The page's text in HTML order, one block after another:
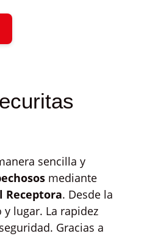
sencilla y
mediante
Receptora. Desde la
lugar. La rapidez
Gracias a